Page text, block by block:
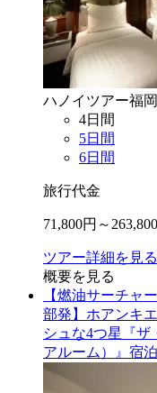
ハノイ ツアー福岡
4日間
5日間
6日間
旅行代金
71,800円～ 263,800
ツアー詳細を見る
概要を見る
【燃油サーチャ
部発】ホアンキ
シュな4つ星『ザ
アルーム）』宿